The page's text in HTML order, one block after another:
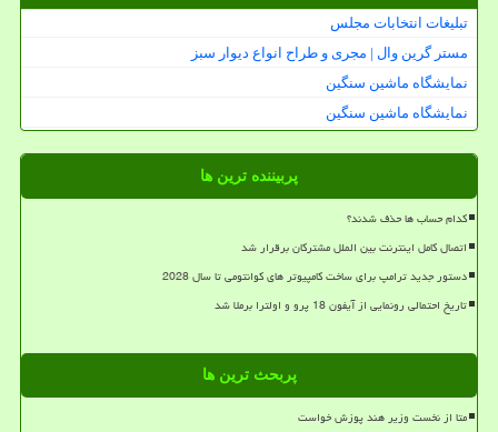
تبلیغات انتخابات مجلس
مستر گرین وال | مجری و طراح انواع دیوار سبز
نمایشگاه ماشین سنگین
نمایشگاه ماشین سنگین
پربیننده ترین ها
کدام حساب ها حذف شدند؟
اتصال کامل اینترنت بین الملل مشترکان برقرار شد
دستور جدید ترامپ برای ساخت کامپیوتر های کوانتومی تا سال 2028
تاریخ احتمالی رونمایی از آیفون 18 پرو و اولترا برملا شد
پربحث ترین ها
متا از نخست وزیر هند پوزش خواست